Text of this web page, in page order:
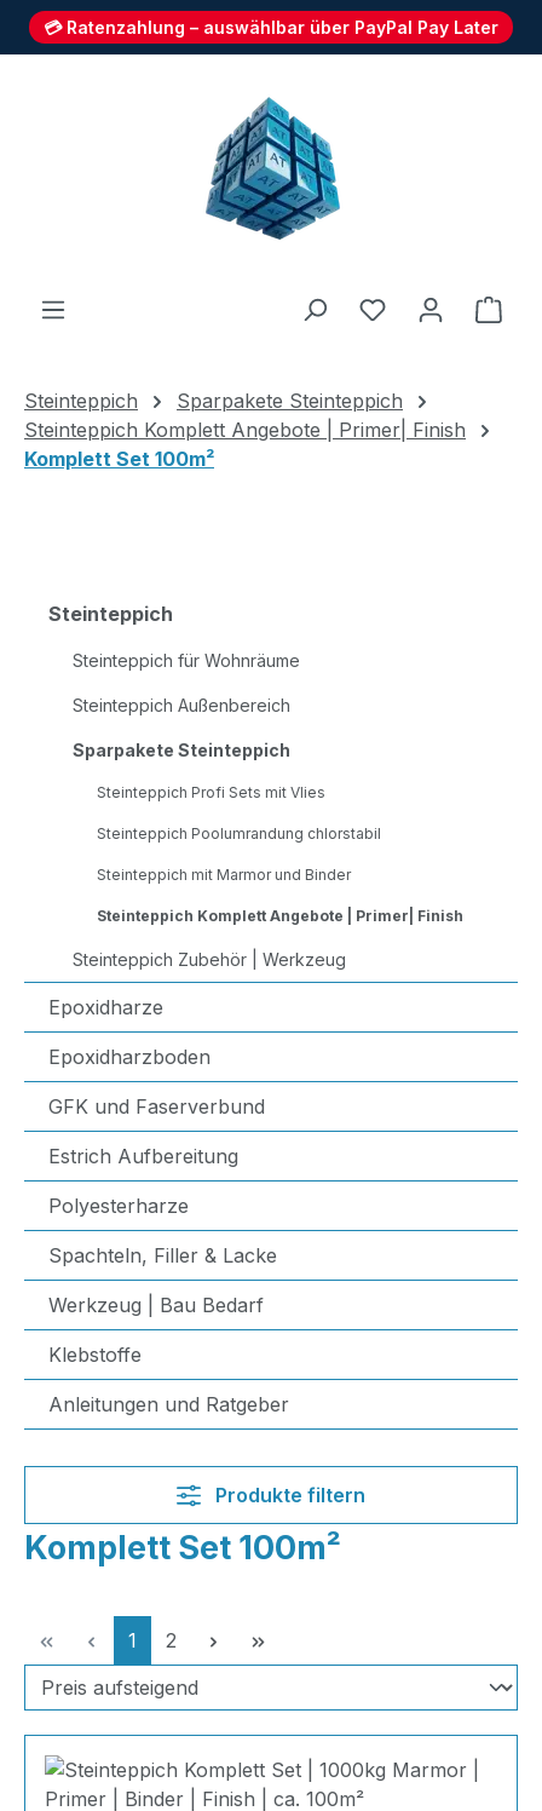
💳 Ratenzahlung – auswählbar über PayPal Pay Later
Du hast 0
Steinteppich
Sparpakete Steinteppich
Steinteppich Komplett Angebote | Primer| Finish
Komplett Set 100m²
Steinteppich
Steinteppich für Wohnräume
Steinteppich Außenbereich
Sparpakete Steinteppich
Steinteppich Profi Sets mit Vlies
Steinteppich Poolumrandung chlorstabil
Steinteppich mit Marmor und Binder
Steinteppich Komplett Angebote | Primer| Finish
Steinteppich Zubehör | Werkzeug
Epoxidharze
Epoxidharzboden
GFK und Faserverbund
Estrich Aufbereitung
Polyesterharze
Spachteln, Filler & Lacke
Werkzeug | Bau Bedarf
Klebstoffe
Anleitungen und Ratgeber
Produkte filtern
Komplett Set 100m²
Seite
1 Seite
2